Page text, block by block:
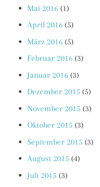
Mai 2016 (1)
April 2016 (5)
März 2016 (5)
Februar 2016 (3)
Januar 2016 (3)
Dezember 2015 (5)
November 2015 (3)
Oktober 2015 (3)
September 2015 (3)
August 2015 (4)
Juli 2015 (3)